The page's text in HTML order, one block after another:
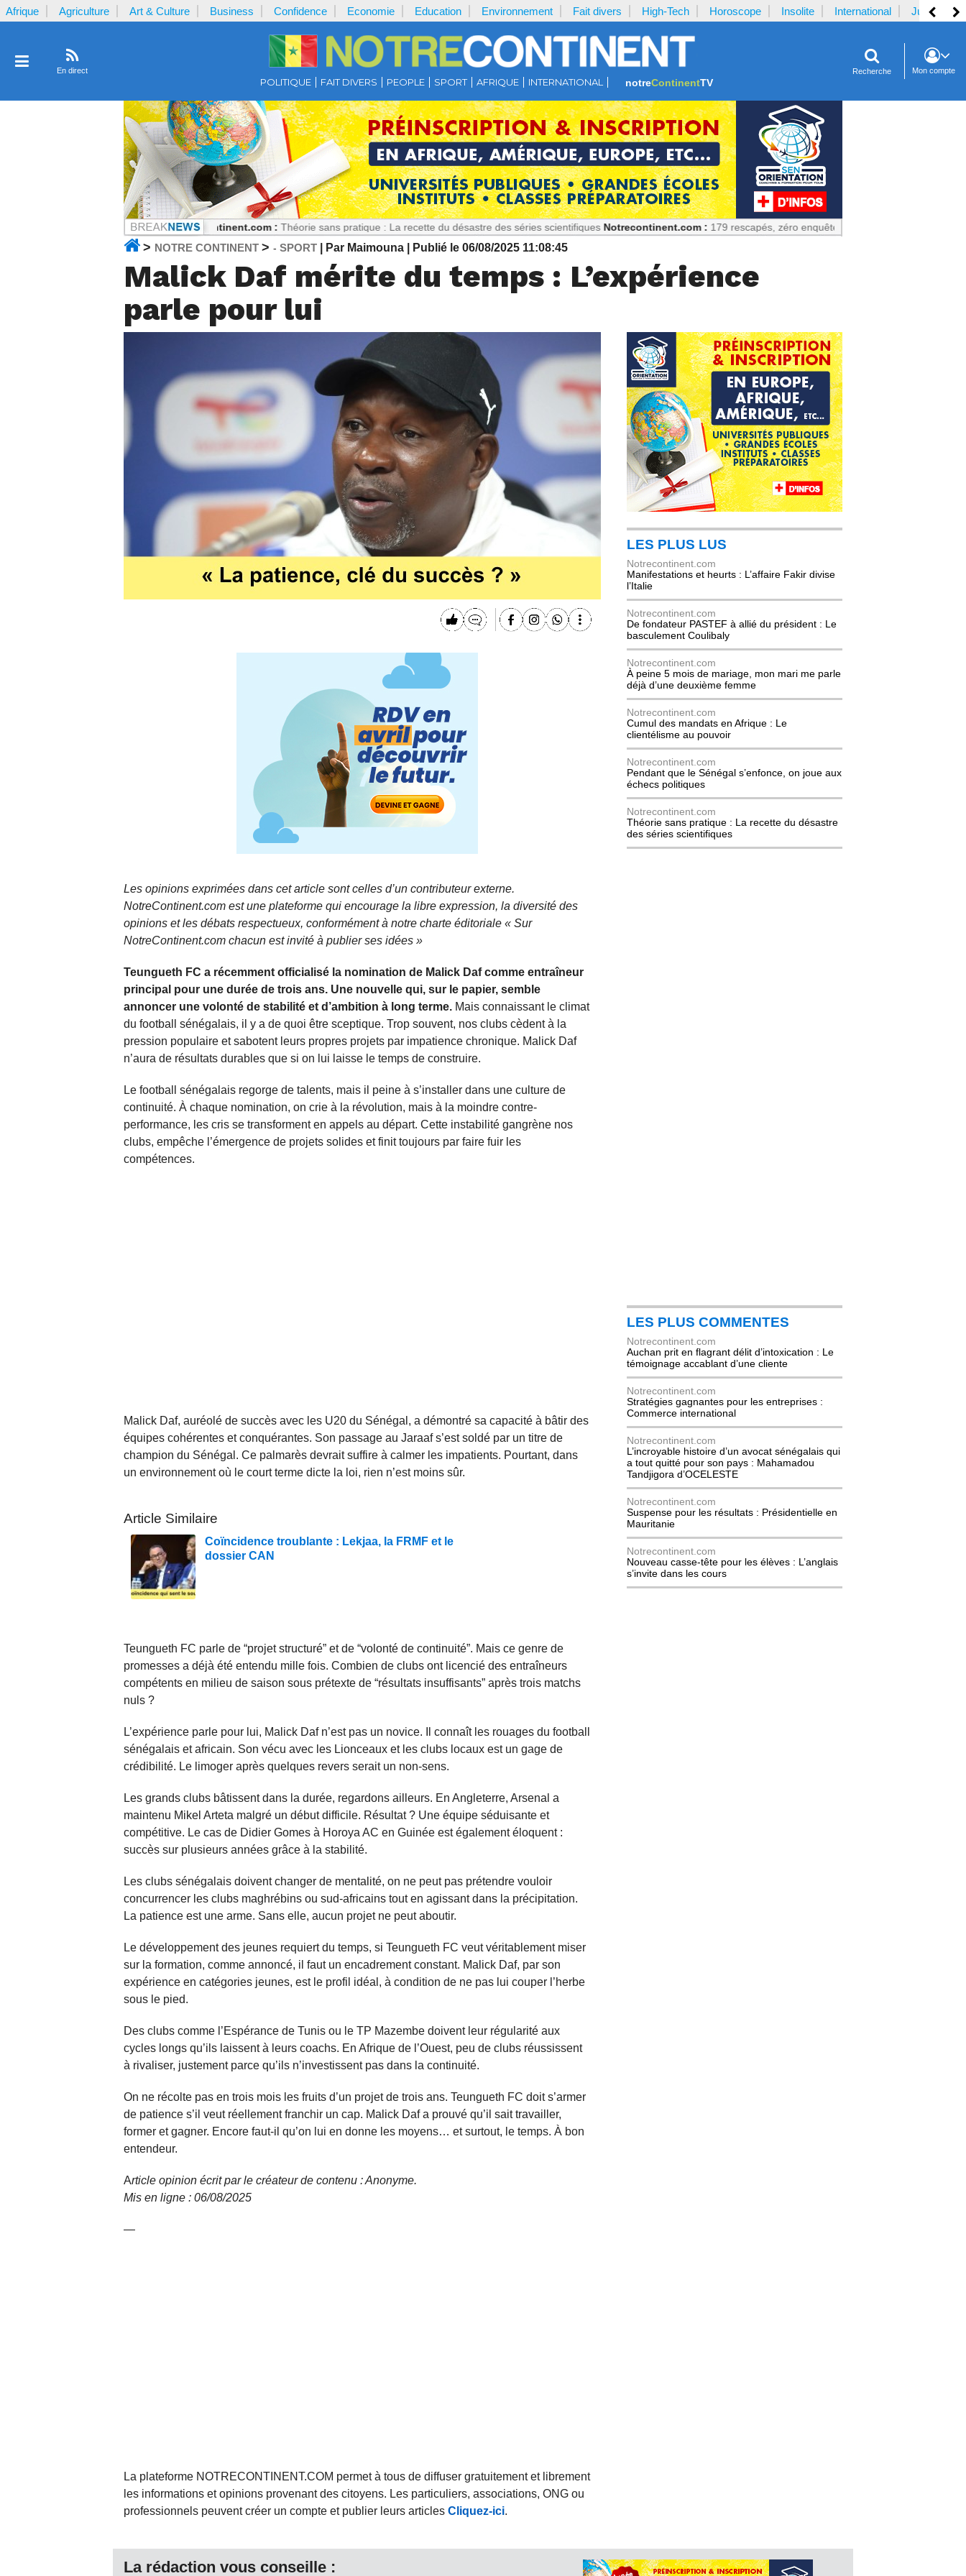
Afrique Agriculture Art & Culture Business Confidence Economie Education Environnement Fait divers High-Tech Horoscope Insolite International Justice
En direct
POLITIQUE FAIT DIVERS PEOPLE SPORT AFRIQUE INTERNATIONAL notreContinentTV
Recherche Mon compte
Notrecontinent.com : Théorie sans pratique : La recette du désastre des séries scientifiques Notrecontinent.com : 179 rescapés, zéro enquête publique : Un échec prévisible
> NOTRE CONTINENT > - SPORT | Par Maimouna | Publié le 06/08/2025 11:08:45
Malick Daf mérite du temps : L’expérience
parle pour lui
Les opinions exprimées dans cet article sont celles d’un contributeur externe.
NotreContinent.com est une plateforme qui encourage la libre expression, la diversité des
opinions et les débats respectueux, conformément à notre charte éditoriale « Sur
NotreContinent.com chacun est invité à publier ses idées »
Teungueth FC a récemment officialisé la nomination de Malick Daf comme entraîneur
principal pour une durée de trois ans. Une nouvelle qui, sur le papier, semble
annoncer une volonté de stabilité et d’ambition à long terme. Mais connaissant le climat
du football sénégalais, il y a de quoi être sceptique. Trop souvent, nos clubs cèdent à la
pression populaire et sabotent leurs propres projets par impatience chronique. Malick Daf
n’aura de résultats durables que si on lui laisse le temps de construire.
Le football sénégalais regorge de talents, mais il peine à s’installer dans une culture de
continuité. À chaque nomination, on crie à la révolution, mais à la moindre contre-
performance, les cris se transforment en appels au départ. Cette instabilité gangrène nos
clubs, empêche l’émergence de projets solides et finit toujours par faire fuir les
compétences.
Malick Daf, auréolé de succès avec les U20 du Sénégal, a démontré sa capacité à bâtir des
équipes cohérentes et conquérantes. Son passage au Jaraaf s’est soldé par un titre de
champion du Sénégal. Ce palmarès devrait suffire à calmer les impatients. Pourtant, dans
un environnement où le court terme dicte la loi, rien n’est moins sûr.
Article Similaire
Coïncidence troublante : Lekjaa, la FRMF et le
dossier CAN
Teungueth FC parle de “projet structuré” et de “volonté de continuité”. Mais ce genre de
promesses a déjà été entendu mille fois. Combien de clubs ont licencié des entraîneurs
compétents en milieu de saison sous prétexte de “résultats insuffisants” après trois matchs
nuls ?
L’expérience parle pour lui, Malick Daf n’est pas un novice. Il connaît les rouages du football
sénégalais et africain. Son vécu avec les Lionceaux et les clubs locaux est un gage de
crédibilité. Le limoger après quelques revers serait un non-sens.
Les grands clubs bâtissent dans la durée, regardons ailleurs. En Angleterre, Arsenal a
maintenu Mikel Arteta malgré un début difficile. Résultat ? Une équipe séduisante et
compétitive. Le cas de Didier Gomes à Horoya AC en Guinée est également éloquent :
succès sur plusieurs années grâce à la stabilité.
Les clubs sénégalais doivent changer de mentalité, on ne peut pas prétendre vouloir
concurrencer les clubs maghrébins ou sud-africains tout en agissant dans la précipitation.
La patience est une arme. Sans elle, aucun projet ne peut aboutir.
Le développement des jeunes requiert du temps, si Teungueth FC veut véritablement miser
sur la formation, comme annoncé, il faut un encadrement constant. Malick Daf, par son
expérience en catégories jeunes, est le profil idéal, à condition de ne pas lui couper l’herbe
sous le pied.
Des clubs comme l’Espérance de Tunis ou le TP Mazembe doivent leur régularité aux
cycles longs qu’ils laissent à leurs coachs. En Afrique de l’Ouest, peu de clubs réussissent
à rivaliser, justement parce qu’ils n’investissent pas dans la continuité.
On ne récolte pas en trois mois les fruits d’un projet de trois ans. Teungueth FC doit s’armer
de patience s’il veut réellement franchir un cap. Malick Daf a prouvé qu’il sait travailler,
former et gagner. Encore faut-il qu’on lui en donne les moyens… et surtout, le temps. À bon
entendeur.
Article opinion écrit par le créateur de contenu : Anonyme.
Mis en ligne : 06/08/2025
—
La plateforme NOTRECONTINENT.COM permet à tous de diffuser gratuitement et librement
les informations et opinions provenant des citoyens. Les particuliers, associations, ONG ou
professionnels peuvent créer un compte et publier leurs articles Cliquez-ici.
LES PLUS LUS
Notrecontinent.com
Manifestations et heurts : L’affaire Fakir divise
l’Italie
Notrecontinent.com
De fondateur PASTEF à allié du président : Le
basculement Coulibaly
Notrecontinent.com
À peine 5 mois de mariage, mon mari me parle
déjà d’une deuxième femme
Notrecontinent.com
Cumul des mandats en Afrique : Le
clientélisme au pouvoir
Notrecontinent.com
Pendant que le Sénégal s’enfonce, on joue aux
échecs politiques
Notrecontinent.com
Théorie sans pratique : La recette du désastre
des séries scientifiques
LES PLUS COMMENTES
Notrecontinent.com
Auchan prit en flagrant délit d’intoxication : Le
témoignage accablant d’une cliente
Notrecontinent.com
Stratégies gagnantes pour les entreprises :
Commerce international
Notrecontinent.com
L’incroyable histoire d’un avocat sénégalais qui
a tout quitté pour son pays : Mahamadou
Tandjigora d’OCELESTE
Notrecontinent.com
Suspense pour les résultats : Présidentielle en
Mauritanie
Notrecontinent.com
Nouveau casse-tête pour les élèves : L’anglais
s’invite dans les cours
La rédaction vous conseille :